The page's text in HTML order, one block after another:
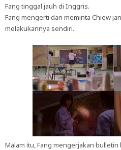
Fang tinggal jauh di Inggris.
Fang mengerti dan meminta Chiew
melakukannya sendiri.
Malam itu, Fang mengerjakan